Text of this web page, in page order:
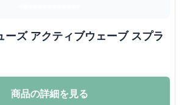
ーズ アクティブウェーブ スプラ
商品の詳細を見る